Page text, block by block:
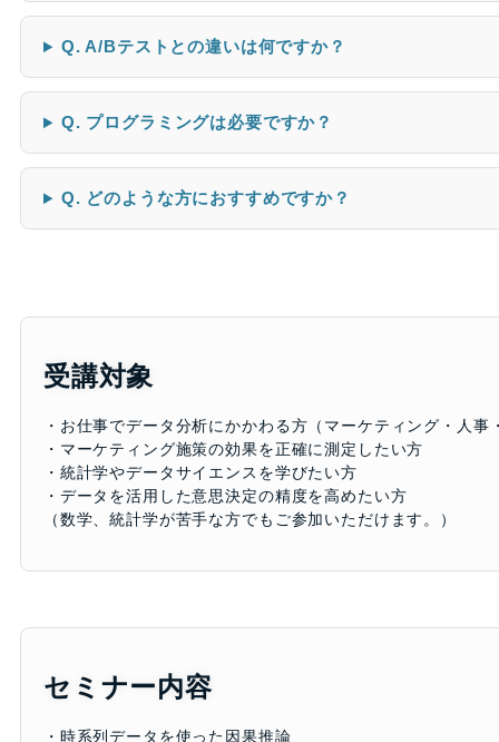
Q. A/Bテストとの違いは何ですか？
Q. プログラミングは必要ですか？
Q. どのような方におすすめですか？
受講対象
・お仕事でデータ分析にかかわる方（マーケティング・人事
・マーケティング施策の効果を正確に測定したい方
・統計学やデータサイエンスを学びたい方
・データを活用した意思決定の精度を高めたい方
（数学、統計学が苦手な方でもご参加いただけます。）
セミナー内容
・時系列データを使った因果推論